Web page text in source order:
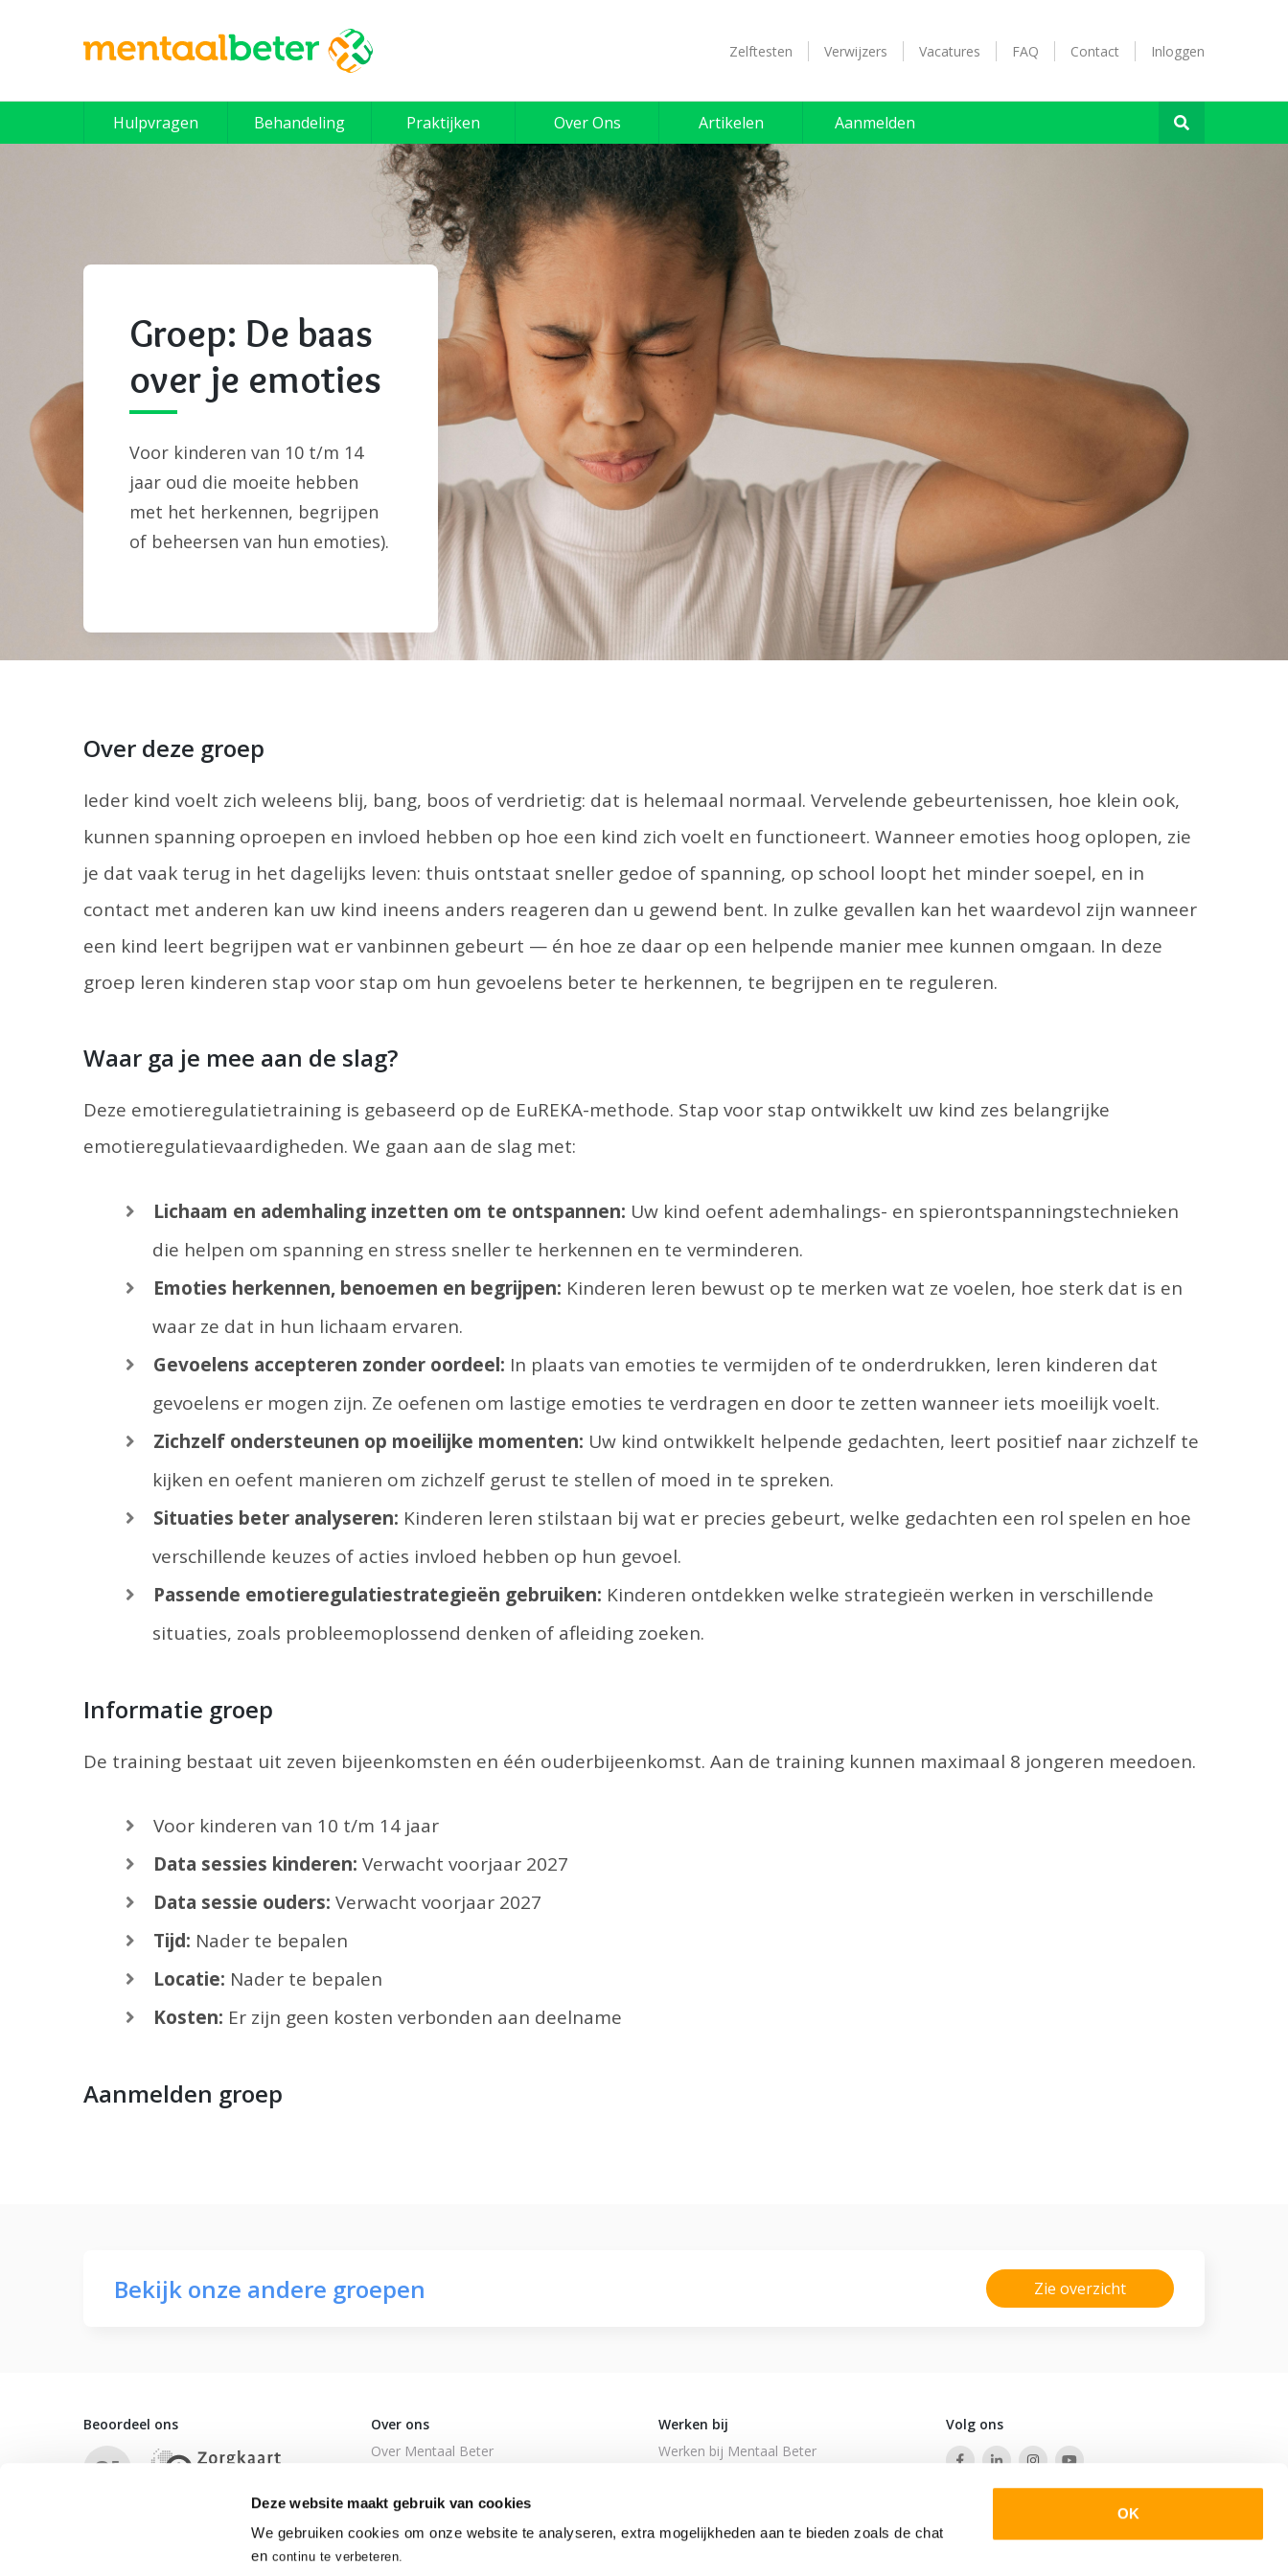
Deze website maakt gebruik van cookies
We gebruiken cookies om onze website te analyseren, extra mogelijkheden aan te bieden zoals de chat
en continu te verbeteren.
OK
Zelftesten Verwijzers Vacatures FAQ Contact Inloggen
Hulpvragen Behandeling Praktijken Over Ons Artikelen Aanmelden
Groep: De baas
over je emoties
Voor kinderen van 10 t/m 14
jaar oud die moeite hebben
met het herkennen, begrijpen
of beheersen van hun emoties).
Over deze groep
Ieder kind voelt zich weleens blij, bang, boos of verdrietig: dat is helemaal normaal. Vervelende gebeurtenissen, hoe klein ook,
kunnen spanning oproepen en invloed hebben op hoe een kind zich voelt en functioneert. Wanneer emoties hoog oplopen, zie
je dat vaak terug in het dagelijks leven: thuis ontstaat sneller gedoe of spanning, op school loopt het minder soepel, en in
contact met anderen kan uw kind ineens anders reageren dan u gewend bent. In zulke gevallen kan het waardevol zijn wanneer
een kind leert begrijpen wat er vanbinnen gebeurt — én hoe ze daar op een helpende manier mee kunnen omgaan. In deze
groep leren kinderen stap voor stap om hun gevoelens beter te herkennen, te begrijpen en te reguleren.
Waar ga je mee aan de slag?
Deze emotieregulatietraining is gebaseerd op de EuREKA-methode. Stap voor stap ontwikkelt uw kind zes belangrijke
emotieregulatievaardigheden. We gaan aan de slag met:
Lichaam en ademhaling inzetten om te ontspannen: Uw kind oefent ademhalings- en spierontspanningstechnieken
die helpen om spanning en stress sneller te herkennen en te verminderen.
Emoties herkennen, benoemen en begrijpen: Kinderen leren bewust op te merken wat ze voelen, hoe sterk dat is en
waar ze dat in hun lichaam ervaren.
Gevoelens accepteren zonder oordeel: In plaats van emoties te vermijden of te onderdrukken, leren kinderen dat
gevoelens er mogen zijn. Ze oefenen om lastige emoties te verdragen en door te zetten wanneer iets moeilijk voelt.
Zichzelf ondersteunen op moeilijke momenten: Uw kind ontwikkelt helpende gedachten, leert positief naar zichzelf te
kijken en oefent manieren om zichzelf gerust te stellen of moed in te spreken.
Situaties beter analyseren: Kinderen leren stilstaan bij wat er precies gebeurt, welke gedachten een rol spelen en hoe
verschillende keuzes of acties invloed hebben op hun gevoel.
Passende emotieregulatiestrategieën gebruiken: Kinderen ontdekken welke strategieën werken in verschillende
situaties, zoals probleemoplossend denken of afleiding zoeken.
Informatie groep
De training bestaat uit zeven bijeenkomsten en één ouderbijeenkomst. Aan de training kunnen maximaal 8 jongeren meedoen.
Voor kinderen van 10 t/m 14 jaar
Data sessies kinderen: Verwacht voorjaar 2027
Data sessie ouders: Verwacht voorjaar 2027
Tijd: Nader te bepalen
Locatie: Nader te bepalen
Kosten: Er zijn geen kosten verbonden aan deelname
Aanmelden groep
Bekijk onze andere groepen Zie overzicht
Beoordeel ons
8.5
Over ons
Over Mentaal Beter
Wachttijden
Klachten en complimenten
Toegankelijkheidsverklaring
Werken bij
Werken bij Mentaal Beter
Volg ons